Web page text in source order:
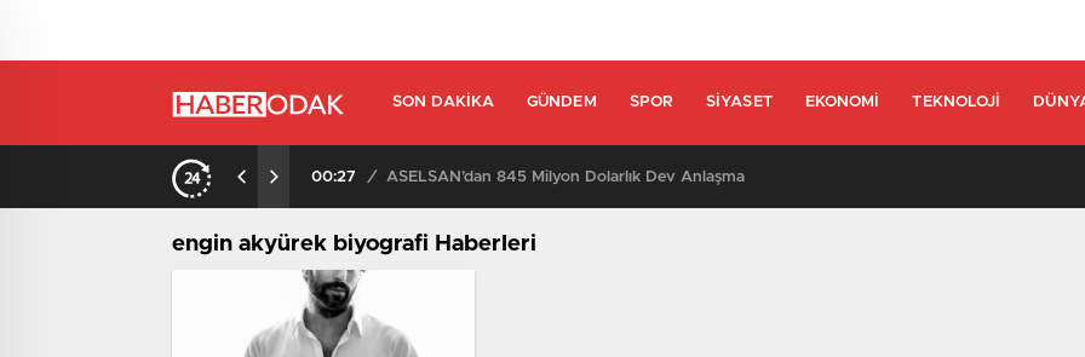
SON DAKIKA GÜNDEM SPOR SIYASET EKONOMI TEKNOLOJI
00:27 / ASELSAN’dan 845 Milyon Dolarlık Dev Anlaşma
engin akyürek biyografi Haberleri